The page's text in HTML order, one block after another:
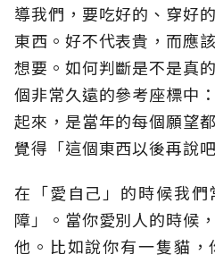
導我們，要吃好的、穿好
東西。好不代表貴，而應
想要。如何判斷是不是真
個非常久遠的參考座標中
起來，是當年的每個願望
覺得「這個東西以後再說
在「愛自己」的時候我
障」。當你愛別人的時候
他。比如說你有一隻貓